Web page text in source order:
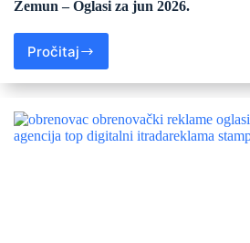
Zemun – Oglasi za jun 2026.
Pročitaj